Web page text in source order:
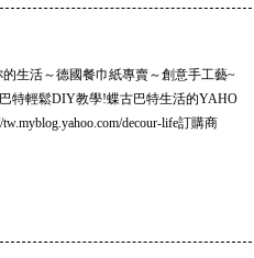
生活～德國餐巾紙專賣～創意手工藝~
特輕鬆DIY教學!蝶古巴特生活的YAHO
decour-life訂購商